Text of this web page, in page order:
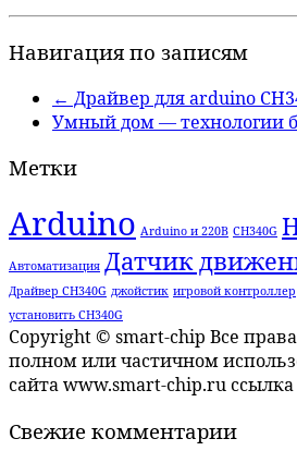
Навигация по записям
← Драйвер для arduino
Умный дом — технологии
Метки
Arduino Arduino и 220В CH340G
Автоматизация Датчик
Драйвер CH340G джойстик игровой контроллер
установить CH340G
Copyright © smart-chip Все
полном или частичном
сайта www.smart-chip.ru ссылка
Свежие комментарии